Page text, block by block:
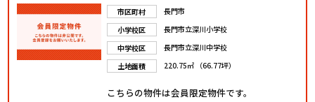
市区町村
長門市
小学校区
長門市立深川小学校
中学校区
長門市立深川中学校
土地面積
220.75㎡ （66.77坪）
こちらの物件は会員限定物件です。